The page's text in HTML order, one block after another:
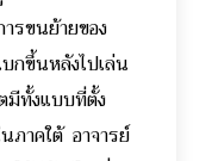
รขนย้ายของ
กขึ้นหลังไปเล่น
มีทั้งแบบที่ตั้ง
ภาคใต้ อาจารย์